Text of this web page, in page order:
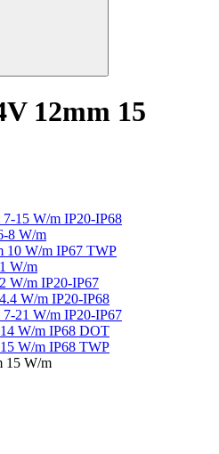
12mm 15
15 W/m IP20-IP68
8 W/m
10 W/m IP67 TWP
W/m
W/m IP20-IP67
W/m IP20-IP68
21 W/m IP20-IP67
W/m IP68 DOT
W/m IP68 TWP
15 W/m